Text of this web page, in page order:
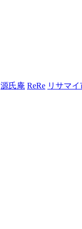
源氏庵 ReRe リサマ